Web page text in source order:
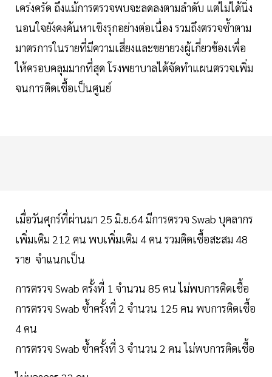
เคร่งครัด ถึงแม้การตรวจพบจะลดลงตามลำดับ แต่ไม่ได้นิ่ง
นอนใจยังคงค้นหาเชิงรุกอย่างต่อเนื่อง รวมถึงตรวจซ้ำตาม
มาตรการในรายที่มีความเสี่ยงและขยายวงผู้เกี่ยวข้องเพื่อ
ให้ครอบคลุมมากที่สุด โรงพยาบาลได้จัดทำแผนตรวจเพิ่ม
จนการติดเชื้อเป็นศูนย์
เมื่อวันศุกร์ที่ผ่านมา 25 มิ.ย.64 มีการตรวจ Swab บุคลากร
เพิ่มเติม 212 คน พบเพิ่มเติม 4 คน รวมติดเชื้อสะสม 48
ราย จำแนกเป็น
การตรวจ Swab ครั้งที่ 1 จำนวน 85 คน ไม่พบการติดเชื้อ
การตรวจ Swab ซ้ำครั้งที่ 2 จำนวน 125 คน พบการติดเชื้อ
4 คน
การตรวจ Swab ซ้ำครั้งที่ 3 จำนวน 2 คน ไม่พบการติดเชื้อ